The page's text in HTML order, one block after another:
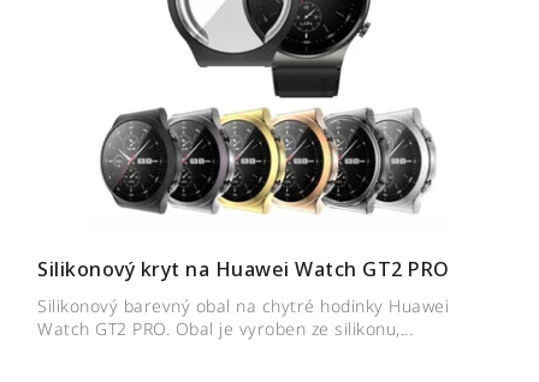
Silikonový kryt na Huawei Watch GT2 PRO
Silikonový barevný obal na chytré hodinky Huawei
Watch GT2 PRO. Obal je vyroben ze silikonu,...